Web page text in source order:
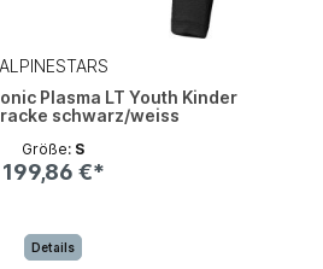
ALPINESTARS
Plasma LT Youth Kinder
schwarz/weiss
Größe: S
199,86 €*
Details